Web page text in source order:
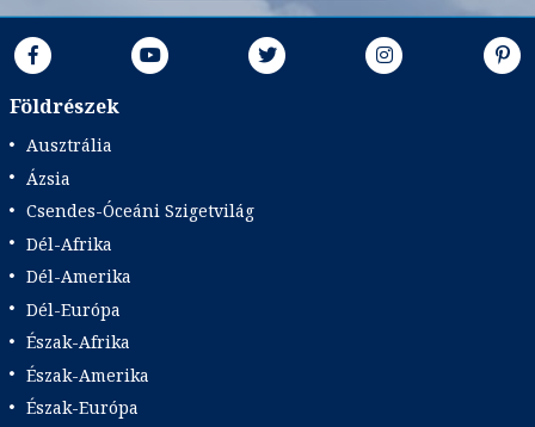
Földrészek
Ausztrália
Ázsia
Csendes-Óceáni Szigetvilág
Dél-Afrika
Dél-Amerika
Dél-Európa
Észak-Afrika
Észak-Amerika
Észak-Európa